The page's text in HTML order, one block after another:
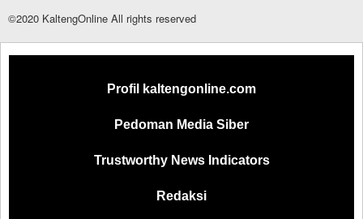
©2020 KaltengOnline All rights reserved
Profil kaltengonline.com
Pedoman Media Siber
Trustworthy News Indicators
Redaksi